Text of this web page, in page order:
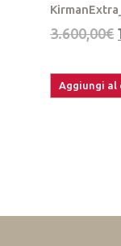
3.600,00€
Aggiungi al